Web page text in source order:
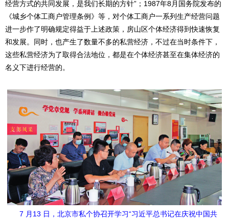
经营方式的共同发展，是我们长期的方针”；1987年8月国务院发布的
《城乡个体工商户管理条例》等，对个体工商户一系列生产经营问题
进一步作了明确规定得益于上述政策，房山区个体经济得到快速恢复
和发展。同时，也产生了数量不多的私营经济，不过在当时条件下，
这些私营经济为了取得合法地位，都是在个体经济甚至在集体经济的
名义下进行经营的。
7 月13 日，北京市私个协召开学习“习近平总书记在庆祝中国共